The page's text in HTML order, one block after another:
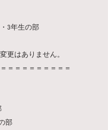
3年生の部
更はありません。
＝＝＝＝＝＝＝＝＝
部